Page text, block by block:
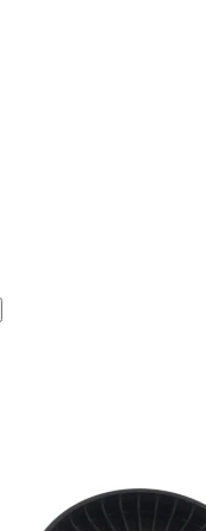
1255 mm
21,36 mm